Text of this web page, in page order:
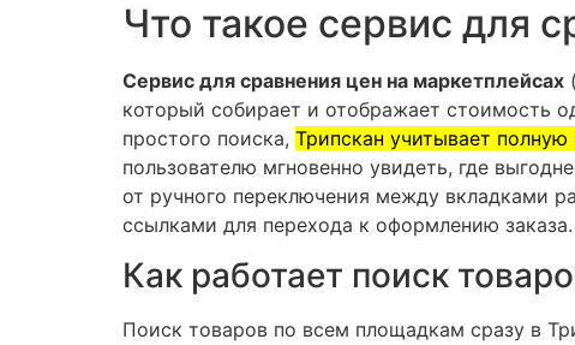
Что такое сервис для
Сервис для сравнения цен на маркетплейсах
который собирает и отображает стоимость
простого поиска, Трипскан учитывает полную
пользователю мгновенно увидеть, где
от ручного переключения между вкладками
ссылками для перехода к оформлению заказа.
Как работает поиск
Поиск товаров по всем площадкам сразу в